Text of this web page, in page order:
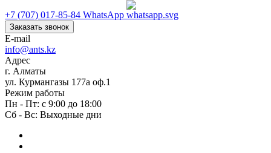
+7 (707) 017-85-84 WhatsApp
Заказать звонок
E-mail
info@ants.kz
Адрес
г. Алматы
ул. Курмангазы 177а оф.1
Режим работы
Пн - Пт: с 9:00 до 18:00
Сб - Вс: Выходные дни